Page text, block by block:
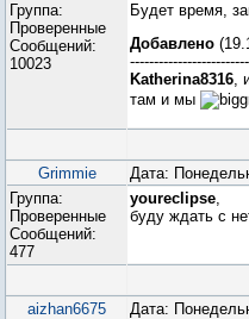
Группа:
Проверенные
Сообщений:
10023
Будет время,
Добавлено
Katherina8316,
там и мы
Grimmie Дата:
Группа:
Проверенные
Сообщений:
477
youreclipse,
буду ждать с
aizhan6675 Дата: